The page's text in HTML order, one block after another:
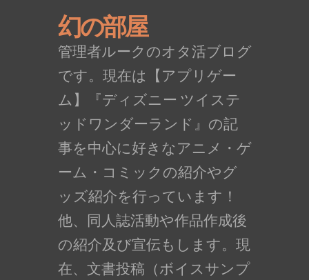
幻の部屋
管理者ルークのオタ活ブログ
です。現在は【アプリゲー
ム】『ディズニー ツイステ
ッドワンダーランド』の記
事を中心に好きなアニメ・ゲ
ーム・コミックの紹介やグ
ッズ紹介を行っています！
他、同人誌活動や作品作成後
の紹介及び宣伝もします。現
在、文書投稿（ボイスサンプ